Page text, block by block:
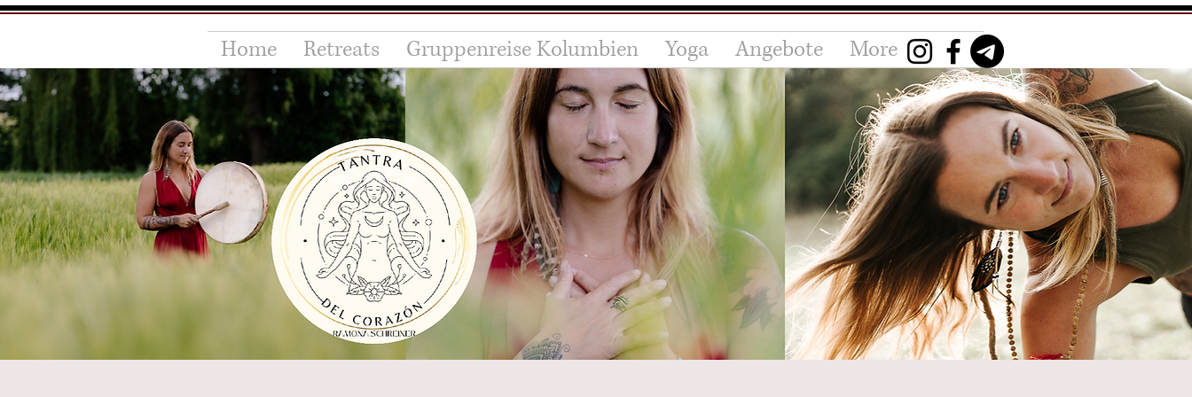
Home Retreats Gruppenreise Kolumbien Yoga Angebote More